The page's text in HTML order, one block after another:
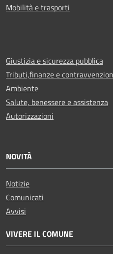
Mobilità e trasporti
Giustizia e sicurezza pubblica
Tributi,finanze e
Ambiente
Salute, benessere e assistenza
Autorizzazioni
NOVITÀ
Notizie
Comunicati
Avvisi
VIVERE IL COMUNE